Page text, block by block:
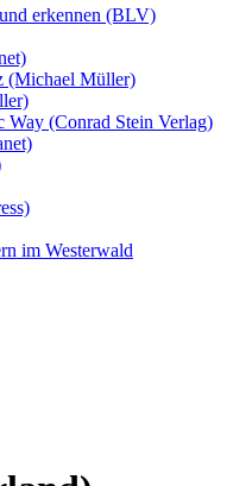
erkennen (BLV)
(Michael Müller)
(Conrad Stein Verlag)
im Westerwald